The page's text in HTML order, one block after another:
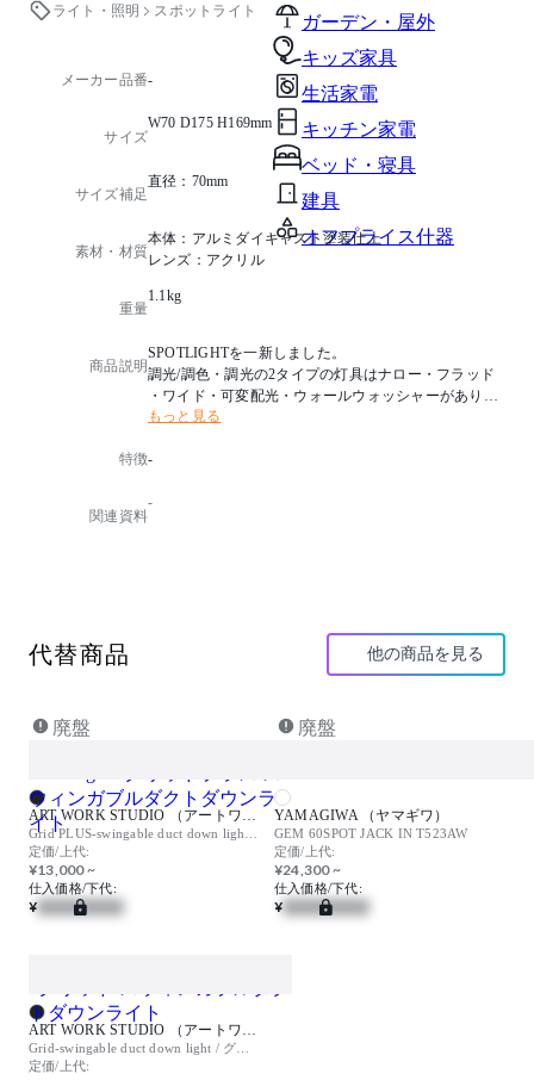
ガーデン・屋外
キッズ家具
生活家電
キッチン家電
ベッド・寝具
建具
オフプライス什器
ライト・照明
スポットライト
メーカー品番-
サイズ
W70 D175 H169mm
サイズ補足
直径：70mm
素材・材質
本体：アルミダイキャスト塗装仕上
レンズ：アクリル
重量
1.1kg
商品説明
SPOTLIGHTを一新しました。
調光/調色・調光の2タイプの灯具はナロー・フラッド
・ワイド・可変配光・ウォールウォッシャーがありま
す。
色温度：LED2700K
取付条件：照射面近接限度100mm
※LEDの光色・明るさには若干の個体差があります
【備考】
もっと見る
特徴-
関連資料
-
代替商品 他の商品を見る
廃盤
定価/上代:
¥13,000 ~
仕入価格/下代:
¥
廃盤
YAMAGIWA （ヤマギワ）
GEM 60SPOT JACK IN T523AW
定価/上代:
¥24,300 ~
仕入価格/下代:
¥
定価/上代: